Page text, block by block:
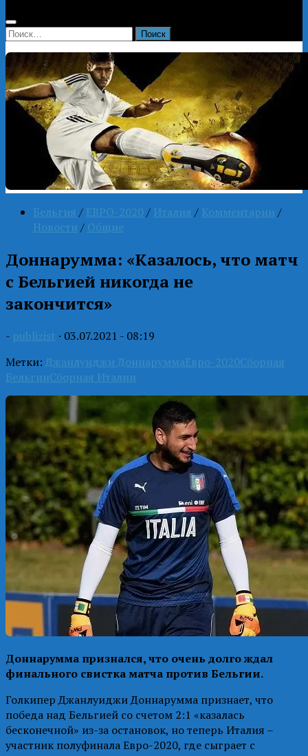
Найти:
Бельгия / ЕВРО-2020 / Италия / Комментарии /
Новости / Общие
Доннарумма: «Казалось, что матч
с Бельгией никогда не
закончится»
- publizist · 03.07.2021 - 08:19
Метки: Джанлуиджи ДоннаруммаЕвро-2020Сборная
БельгииСборная Италии
Доннарумма признался, что очень долго ждал
финального свистка матча против Бельгии.
Голкипер Джанлуиджи Доннарумма признает, что
победа над Бельгией со счетом 2:1 «казалась
бесконечной» из-за остановок, но теперь Италия –
участник полуфинала Евро-2020, где сыграет с